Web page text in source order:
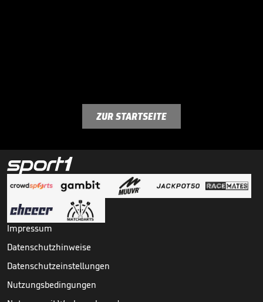
ZUR STARTSEITE
Impressum
Datenschutzhinweise
Datenschutzeinstellungen
Nutzungsbedingungen